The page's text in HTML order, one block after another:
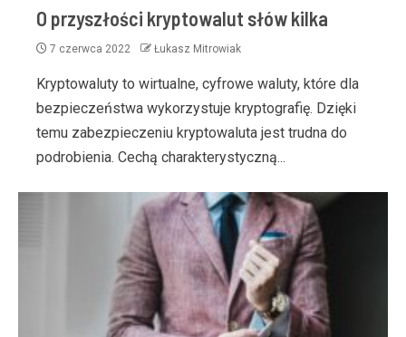
O przyszłości kryptowalut słów kilka
7 czerwca 2022 Łukasz Mitrowiak
Kryptowaluty to wirtualne, cyfrowe waluty, które dla
bezpieczeństwa wykorzystuje kryptografię. Dzięki
temu zabezpieczeniu kryptowaluta jest trudna do
podrobienia. Cechą charakterystyczną...